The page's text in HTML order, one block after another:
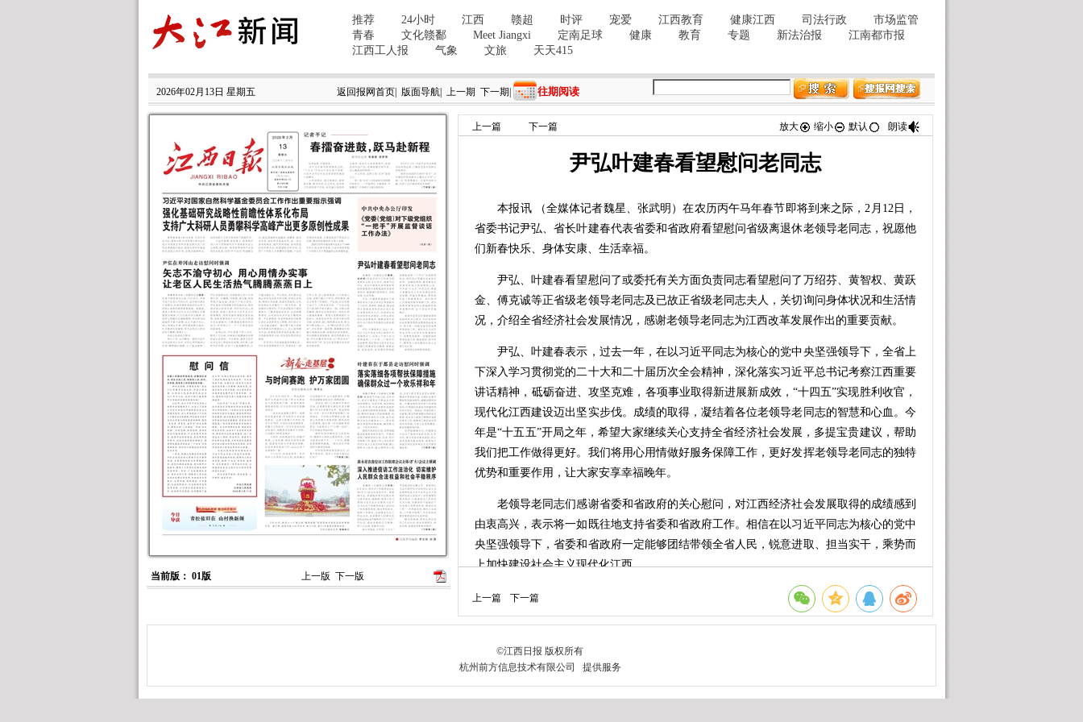
2026年02月13日 星期五 返回报网首页 版面导航 上一期 下一期 往期阅读
当前版： 01版 上一版 下一版
上一篇 下一篇 放大 缩小 默认 朗读
尹弘叶建春看望慰问老同志
本报讯 （全媒体记者魏星、张武明）在农历丙午马年春节即将到来之际，2月12日，
省委书记尹弘、省长叶建春代表省委和省政府看望慰问省级离退休老领导老同志，祝愿他
们新春快乐、身体安康、生活幸福。
尹弘、叶建春看望慰问了或委托有关方面负责同志看望慰问了万绍芬、黄智权、黄跃
金、傅克诚等正省级老领导老同志及已故正省级老同志夫人，关切询问身体状况和生活情
况，介绍全省经济社会发展情况，感谢老领导老同志为江西改革发展作出的重要贡献。
尹弘、叶建春表示，过去一年，在以习近平同志为核心的党中央坚强领导下，全省上
下深入学习贯彻党的二十大和二十届历次全会精神，深化落实习近平总书记考察江西重要
讲话精神，砥砺奋进、攻坚克难，各项事业取得新进展新成效，“十四五”实现胜利收官，
现代化江西建设迈出坚实步伐。成绩的取得，凝结着各位老领导老同志的智慧和心血。今
年是“十五五”开局之年，希望大家继续关心支持全省经济社会发展，多提宝贵建议，帮助
我们把工作做得更好。我们将用心用情做好服务保障工作，更好发挥老领导老同志的独特
优势和重要作用，让大家安享幸福晚年。
老领导老同志们感谢省委和省政府的关心慰问，对江西经济社会发展取得的成绩感到
由衷高兴，表示将一如既往地支持省委和省政府工作。相信在以习近平同志为核心的党中
央坚强领导下，省委和省政府一定能够团结带领全省人民，锐意进取、担当实干，乘势而
上加快建设社会主义现代化江西。
省领导庄兆林陪同看望。
上一篇 下一篇